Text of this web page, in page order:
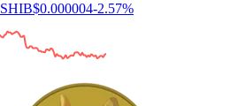
SHIB$0.000004-2.57%